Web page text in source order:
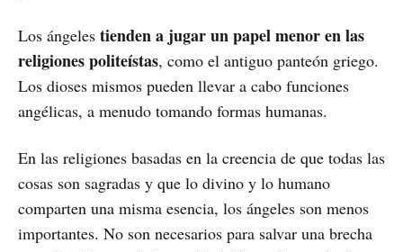
Los ángeles tienden a jugar un papel menor en las
religiones politeístas, como el antiguo panteón griego.
Los dioses mismos pueden llevar a cabo funciones
angélicas, a menudo tomando formas humanas.
En las religiones basadas en la creencia de que todas las
cosas son sagradas y que lo divino y lo humano
comparten una misma esencia, los ángeles son menos
importantes. No son necesarios para salvar una brecha